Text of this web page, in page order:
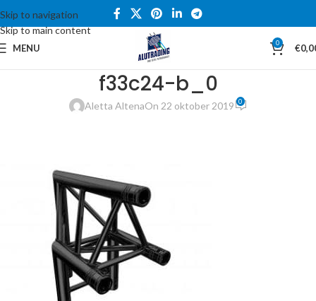
Skip to navigation
Skip to main content
MENU 0 €
f33c24-b_0
Aletta AltenaOn 22 oktober 2019 0